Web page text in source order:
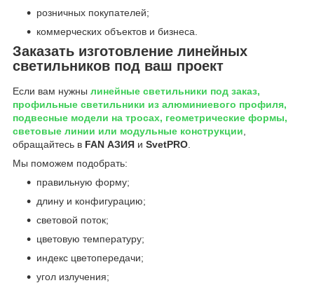
розничных покупателей;
коммерческих объектов и бизнеса.
Заказать изготовление линейных
светильников под ваш проект
Если вам нужны линейные светильники под заказ,
профильные светильники из алюминиевого профиля,
подвесные модели на тросах, геометрические формы,
световые линии или модульные конструкции
обращайтесь в FAN АЗИЯ и SvetPRO
Мы поможем подобрать:
правильную форму;
длину и конфигурацию;
световой поток;
цветовую температуру;
индекс цветопередачи;
угол излучения;